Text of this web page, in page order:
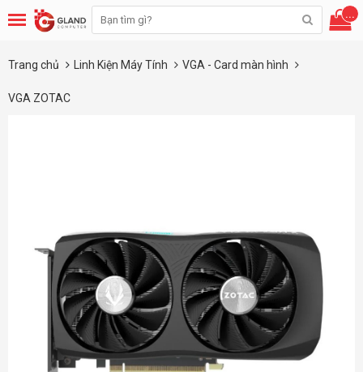
...
Trang chủ Linh Kiện Máy Tính VGA - Card màn hình
VGA ZOTAC